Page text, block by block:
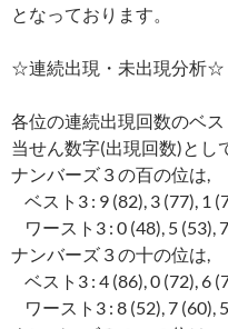
となっております。
☆連続出現・未出現分析☆
各位の連続出現回数のベ
当せん数字(出現回数)とし
ナンバーズ３の百の位は,
ベスト3 : 9 (82), 3 (77), 1
ワースト3 : 0 (48), 5 (53),
ナンバーズ３の十の位は,
ベスト3 : 4 (86), 0 (72), 6
ワースト3 : 8 (52), 7 (60),